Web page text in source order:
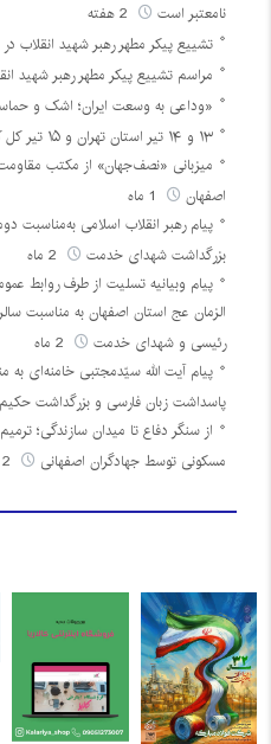
نامعتبر است
تشییع پیکر مطهر رهبر شهید انقلاب
مراسم تشییع پیکر مطهر رهبر شهید
«وداعی به وسعت ایران؛ اشک و
۱۳ و ۱۴ تیر استان تهران و ۱۵ تیر کل کشور تعطیل است
میزبانی «نصف‌جهان» از مکتب
اصفهان
پیام رهبر انقلاب اسلامی
بزرگداشت شهدای خدمت
پیام وبیانیه تسلیت از طرف روابط
الزمان عج استان اصفهان به مناسبت
رئیسی و شهدای خدمت
پاسداشت زبان فارسی و بزرگداشت
مسکونی توسط جهادگران اصفهانی